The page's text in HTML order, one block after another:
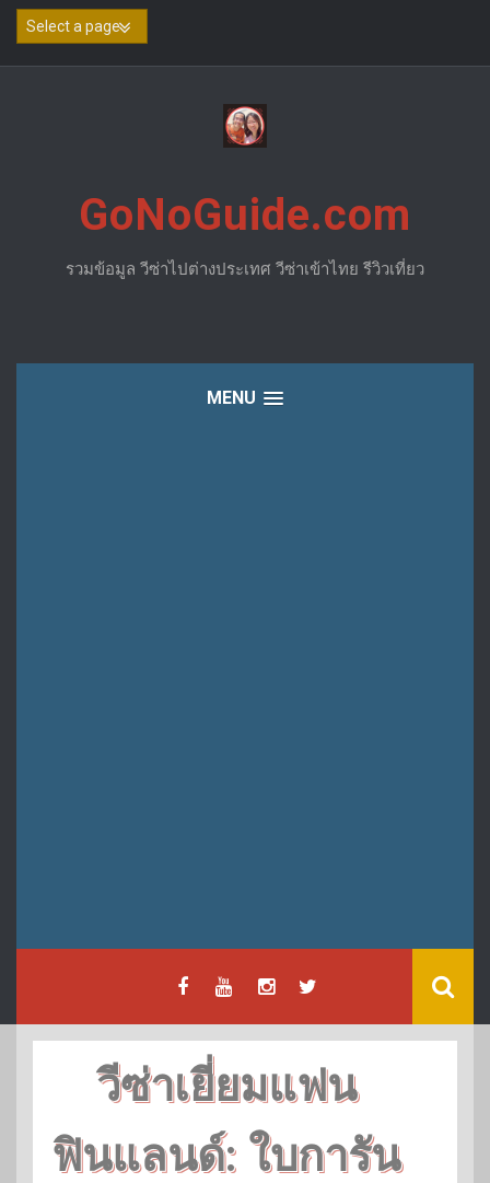
Skip
GoNoGuide.com
รวมข้อมูล วีซ่าไปต่างประเทศ วีซ่าเข้าไทย รีวิวเที่ยว
MENU
วีซ่าเยี่ยมแฟน
ฟินแลนด์: ใบการัน